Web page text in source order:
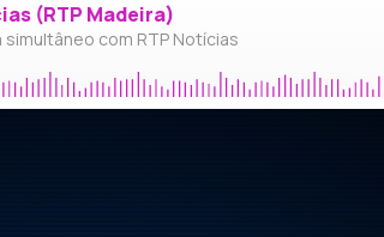
(RTP Madeira)
simultâneo com RTP Notícias